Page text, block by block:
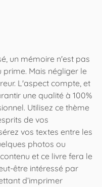
un mémoire n'est pas
prime. Mais négliger le
L'aspect compte, et
une qualité à 100%
Utilisez ce thème
de vos
vos textes entre les
photos ou
et ce livre fera le
être intéressé par
d’imprimer